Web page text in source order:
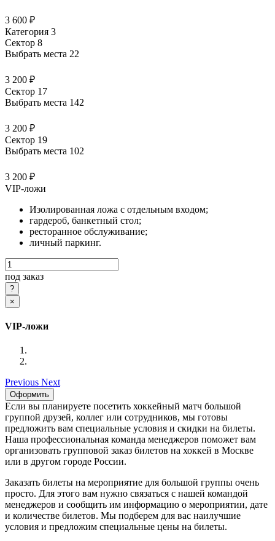
3 600 ₽
Категория 3
Сектор 8
Выбрать места 22
3 200 ₽
Сектор 17
Выбрать места 142
3 200 ₽
Сектор 19
Выбрать места 102
3 200 ₽
VIP-ложи
Изолированная ложа с отдельным входом;
гардероб, банкетный стол;
ресторанное обслуживание;
личный паркинг.
под заказ
×
VIP-ложи
Previous Next
Оформить
Если вы планируете посетить хоккейный матч большой
группой друзей, коллег или сотрудников, мы готовы
предложить вам специальные условия и скидки на билеты.
Наша профессиональная команда менеджеров поможет вам
организовать групповой заказ билетов на хоккей в Москве
или в другом городе России.
Заказать билеты на мероприятие для большой группы очень
просто. Для этого вам нужно связаться с нашей командой
менеджеров и сообщить им информацию о мероприятии, дате
и количестве билетов. Мы подберем для вас наилучшие
условия и предложим специальные цены на билеты.